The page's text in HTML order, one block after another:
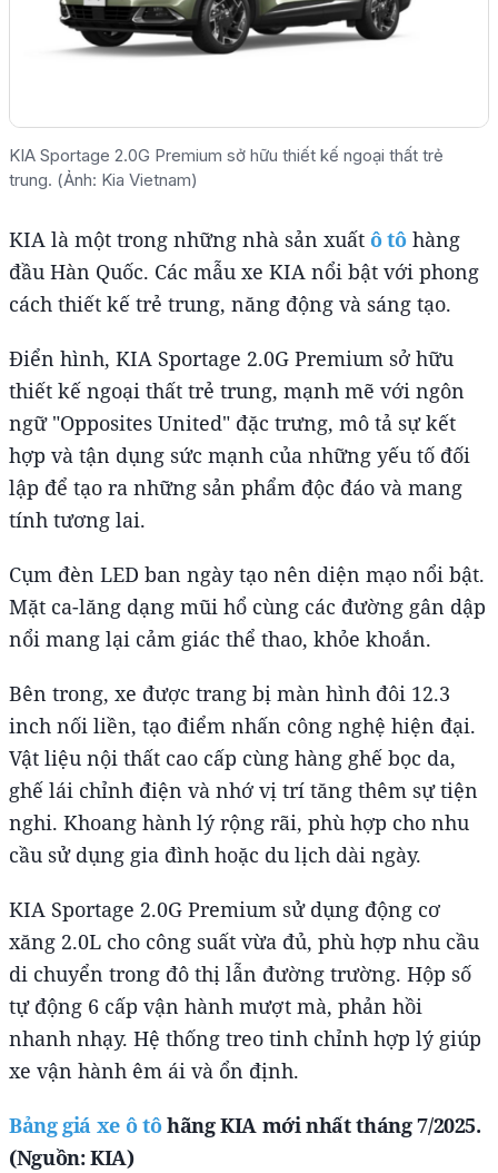
KIA Sportage 2.0G Premium sở hữu thiết kế ngoại thất trẻ
trung. (Ảnh: Kia Vietnam)
KIA là một trong những nhà sản xuất ô tôhàng
đầu Hàn Quốc. Các mẫu xe KIA nổi bật với phong
cách thiết kế trẻ trung, năng động và sáng tạo.
Điển hình, KIA Sportage 2.0G Premium sở hữu
thiết kế ngoại thất trẻ trung, mạnh mẽ với ngôn
ngữ "Opposites United" đặc trưng, mô tả sự kết
hợp và tận dụng sức mạnh của những yếu tố đối
lập để tạo ra những sản phẩm độc đáo và mang
tính tương lai.
Cụm đèn LED ban ngày tạo nên diện mạo nổi bật.
Mặt ca-lăng dạng mũi hổ cùng các đường gân dập
nổi mang lại cảm giác thể thao, khỏe khoắn.
Bên trong, xe được trang bị màn hình đôi 12.3
inch nối liền, tạo điểm nhấn công nghệ hiện đại.
Vật liệu nội thất cao cấp cùng hàng ghế bọc da,
ghế lái chỉnh điện và nhớ vị trí tăng thêm sự tiện
nghi. Khoang hành lý rộng rãi, phù hợp cho nhu
cầu sử dụng gia đình hoặc du lịch dài ngày.
KIA Sportage 2.0G Premium sử dụng động cơ
xăng 2.0L cho công suất vừa đủ, phù hợp nhu cầu
di chuyển trong đô thị lẫn đường trường. Hộp số
tự động 6 cấp vận hành mượt mà, phản hồi
nhanh nhạy. Hệ thống treo tinh chỉnh hợp lý giúp
xe vận hành êm ái và ổn định.
Bảng giá xe ô tôhãng KIA mới nhất tháng 7/2025.
(Nguồn: KIA)